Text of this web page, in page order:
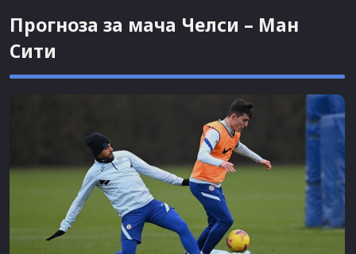
Прогноза за мача Челси – Ман
Сити